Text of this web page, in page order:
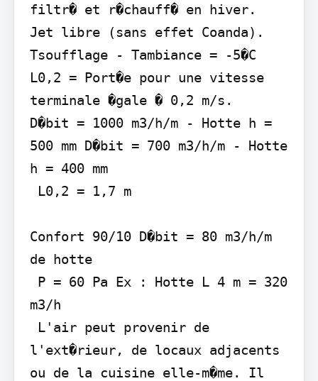
filtr� et r�chauff� en hiver.
Jet libre (sans effet Coanda).
Tsoufflage - Tambiance = -5�C
L0,2 = Port�e pour une vitesse
terminale �gale � 0,2 m/s.
D�bit = 1000 m3/h/m - Hotte h =
500 mm D�bit = 700 m3/h/m - Hotte
h = 400 mm
Confort 90/10 D�bit = 80 m3/h/m
de hotte
m3/h
l'ext�rieur, de locaux adjacents
ou de la cuisine elle-m�me. Il